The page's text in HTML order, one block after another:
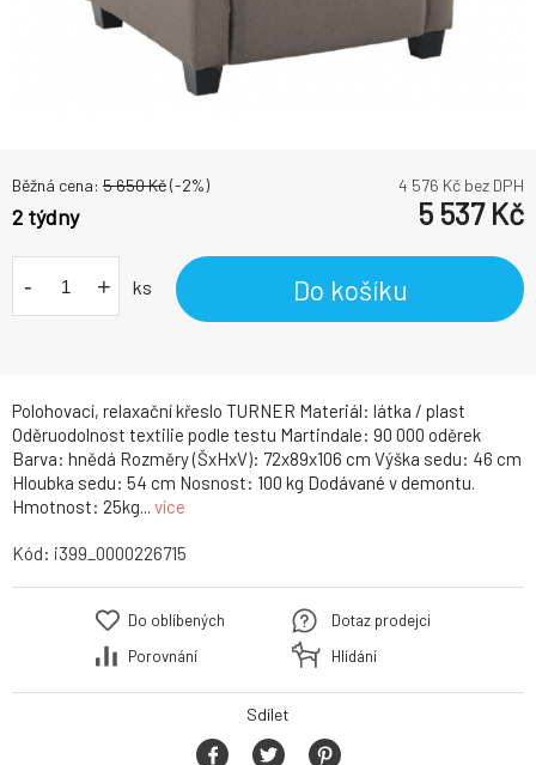
Polohovací, relaxační křeslo TURNER Materiál: látka / plast
Oděruodolnost textilie podle testu Martindale: 90 000 oděrek
Barva: hnědá Rozměry (ŠxHxV): 72x89x106 cm Výška sedu: 46 cm
Hloubka sedu: 54 cm Nosnost: 100 kg Dodávané v demontu.
Hmotnost: 25kg... více
Běžná cena: 5 650Kč(-2%) 4 576 Kč bez DPH
2 týdny 5 537Kč
- + ks Do košíku
Kód: i399_0000226715
Do oblíbených
Porovnání
Dotaz prodejci
Hlídání
Sdílet